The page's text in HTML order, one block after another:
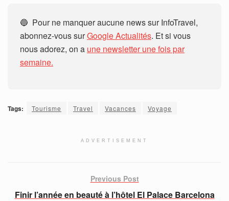
🔵 Pour ne manquer aucune news sur InfoTravel,
abonnez-vous surGoogle Actualités. Et si vous
nous adorez, on a une newsletter une fois par
semaine.
Tags: Tourisme Travel Vacances Voyage
ADVERTISEMENT
Previous Post
Finir l’année en beauté à l’hôtel El Palace Barcelona